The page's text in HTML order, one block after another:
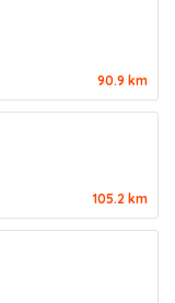
90.9 km
105.2 km